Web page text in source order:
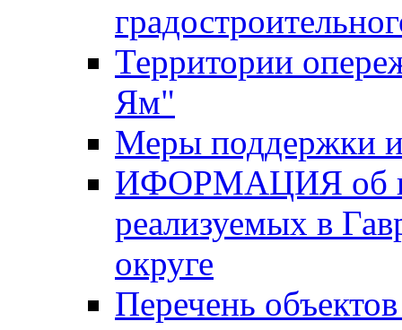
Территории
Ям"
Меры поддержки
ИФОРМАЦИЯ об
реализуемых в
округе
Перечень